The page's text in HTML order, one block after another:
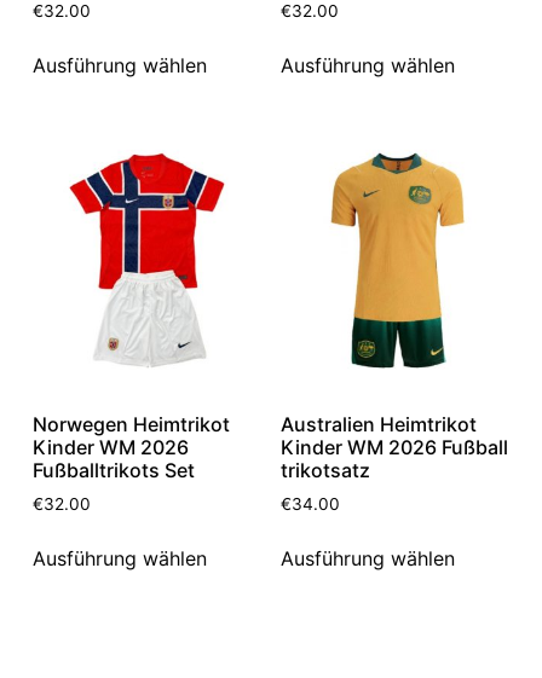
€32.00
Ausführung wählen
€32.00
Ausführung wählen
Norwegen Heimtrikot
Kinder WM 2026
Fußballtrikots Set
€32.00
Ausführung wählen
Australien Heimtrikot
Kinder WM 2026 Fußball
trikotsatz
€34.00
Ausführung wählen